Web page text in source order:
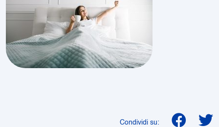
Condividi su: